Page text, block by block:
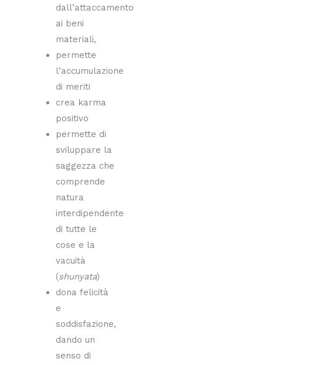
dall’attaccamento
ai beni
materiali,
permette
l’accumulazione
di meriti
crea karma
positivo
permette di
sviluppare la
saggezza che
comprende
natura
interdipendente
di tutte le
cose e la
vacuità
(shunyata)
dona felicità
e
soddisfazione,
dando un
senso di